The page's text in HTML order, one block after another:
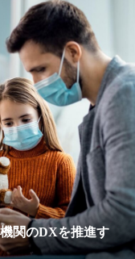
関のDXを推進す